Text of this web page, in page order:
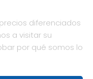
diferenciados
a visitar su
por qué somos lo